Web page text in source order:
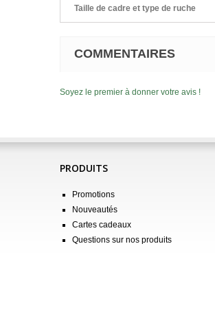
Taille de cadre et type de ruche
COMMENTAIRES
Soyez le premier à donner votre avis !
PRODUITS
Promotions
Nouveautés
Cartes cadeaux
Questions sur nos produits